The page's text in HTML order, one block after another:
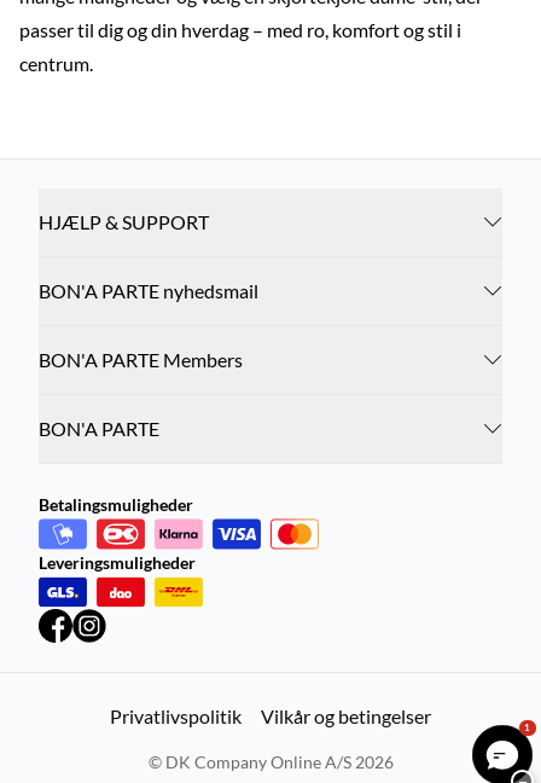
passer til dig og din hverdag – med ro, komfort og stil i
centrum.
HJÆLP & SUPPORT
BON'A PARTE nyhedsmail
BON'A PARTE Members
BON'A PARTE
Betalingsmuligheder
Leveringsmuligheder
Privatlivspolitik Vilkår og betingelser
© DK Company Online A/S 2026
1